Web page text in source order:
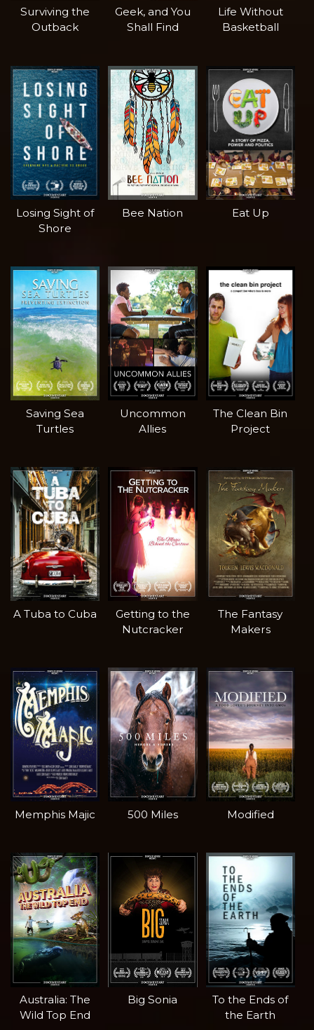
Surviving the
Outback
Geek, and You
Shall Find
Life Without
Basketball
Losing Sight of
Shore
Bee Nation Eat Up
Saving Sea
Turtles
Uncommon
Allies
The Clean Bin
Project
A Tuba to Cuba
Getting to the
Nutcracker
The Fantasy
Makers
Memphis Majic 500 Miles Modified
Australia: The
Wild Top End
Big Sonia
To the Ends of
the Earth